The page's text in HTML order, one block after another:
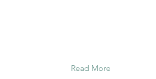
Read More